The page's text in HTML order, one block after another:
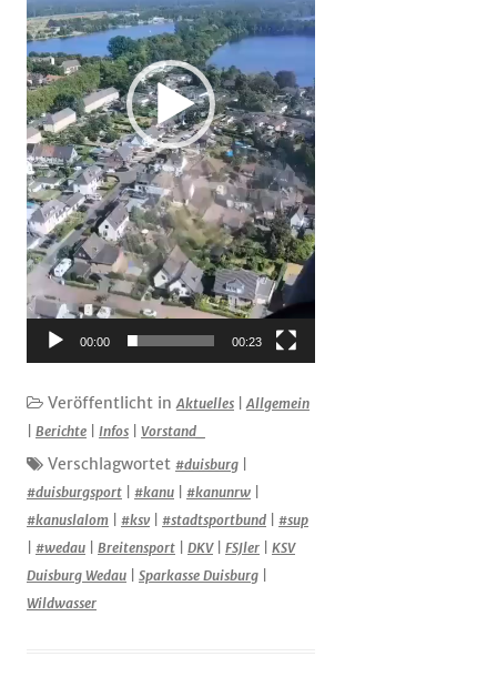
00:00 00:23
Veröffentlicht inAktuelles |Allgemein
Berichte Infos Vorstand_
Verschlagwortet #duisburg
#duisburgsport
#kanu #kanunrw
#kanuslalom
#ksv #stadtsportbund
#sup
#wedau Breitensport DKV| FSJler
KSV
Duisburg Wedau
Sparkasse Duisburg
Wildwasser